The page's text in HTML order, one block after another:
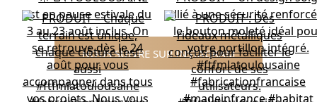
NOUS SUIVRE SUR INSTAGRAM